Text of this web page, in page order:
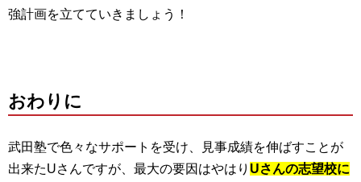
強計画を立てていきましょう！
おわりに
武田塾で色々なサポートを受け、見事成績を伸ばすことが
出来たUさんですが、最大の要因はやはり Uさんの志望校に